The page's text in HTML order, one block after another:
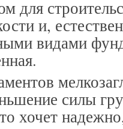
для
и,
видами
силы
хочет